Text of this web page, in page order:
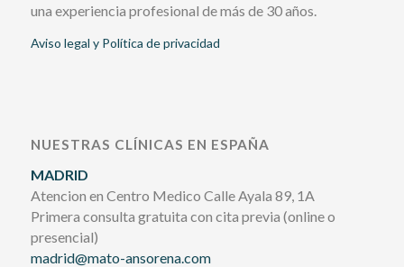
una experiencia profesional de más de 30 años.
Aviso legal y Política de privacidad
NUESTRAS CLÍNICAS EN ESPAÑA
MADRID
Atencion en Centro Medico Calle Ayala 89, 1A
Primera consulta gratuita con cita previa (online o
presencial)
madrid@mato-ansorena.com